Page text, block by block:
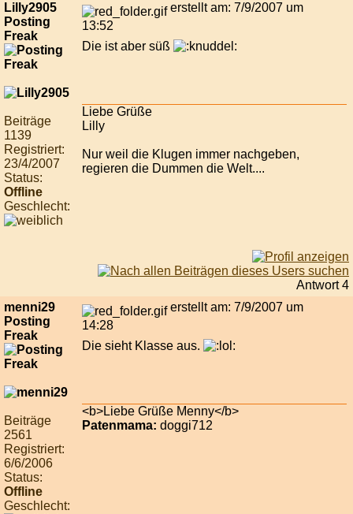
Lilly2905
Posting
Freak
Beiträge
1139
Registriert:
23/4/2007
Status:
Offline
Geschlecht:
erstellt am: 7/9/2007 um
13:52
Die ist aber süß
Liebe Grüße
Lilly
Nur weil die Klugen immer nachgeben,
regieren die Dummen die Welt....
Antwort 4
menni29
Posting
Freak
Beiträge
2561
Registriert:
6/6/2006
Status:
Offline
Geschlecht:
erstellt am: 7/9/2007 um
14:28
Die sieht Klasse aus.
<b>Liebe Grüße Menny</b>
Patenmama: doggi712